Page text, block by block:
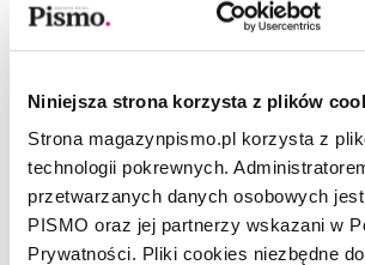
Niniejsza strona korzysta z plików
Strona magazynpismo.pl korzysta z
technologii pokrewnych.
przetwarzanych danych osobowych
PISMO oraz jej partnerzy wskazani w
Prywatności. Pliki cookies niezbędne do
HAFTY
MARTA STASZEWSKA
HAFTY
Przebij mur
MARTA STASZEWSKA